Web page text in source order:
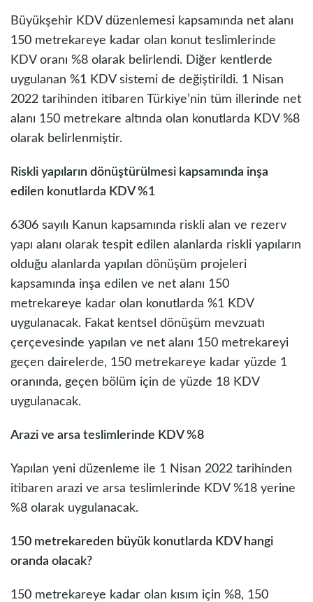
Büyükşehir KDV düzenlemesi kapsamında net alanı
150 metrekareye kadar olan konut teslimlerinde
KDV oranı %8 olarak belirlendi. Diğer kentlerde
uygulanan %1 KDV sistemi de değiştirildi. 1 Nisan
2022 tarihinden itibaren Türkiye’nin tüm illerinde net
alanı 150 metrekare altında olan konutlarda KDV %8
olarak belirlenmiştir.
Riskli yapıların dönüştürülmesi kapsamında inşa
edilen konutlarda KDV %1
6306 sayılı Kanun kapsamında riskli alan ve rezerv
yapı alanı olarak tespit edilen alanlarda riskli yapıların
olduğu alanlarda yapılan dönüşüm projeleri
kapsamında inşa edilen ve net alanı 150
metrekareye kadar olan konutlarda %1 KDV
uygulanacak. Fakat kentsel dönüşüm mevzuatı
çerçevesinde yapılan ve net alanı 150 metrekareyi
geçen dairelerde, 150 metrekareye kadar yüzde 1
oranında, geçen bölüm için de yüzde 18 KDV
uygulanacak.
Arazi ve arsa teslimlerinde KDV %8
Yapılan yeni düzenleme ile 1 Nisan 2022 tarihinden
itibaren arazi ve arsa teslimlerinde KDV %18 yerine
%8 olarak uygulanacak.
150 metrekareden büyük konutlarda KDV hangi
oranda olacak?
150 metrekareye kadar olan kısım için %8, 150